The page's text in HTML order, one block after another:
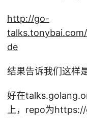
http://go-
de
结果告诉我们这样
好在
上，repo为